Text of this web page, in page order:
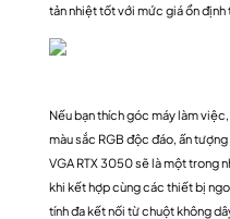
tản nhiệt tốt với mức giá ổn định
Nếu bạn thích góc máy làm
màu sắc RGB độc đáo, ấn
VGA RTX 3050 sẽ là một trong
khi kết hợp cùng các thiết bị
tính đa kết nối từ chuột không